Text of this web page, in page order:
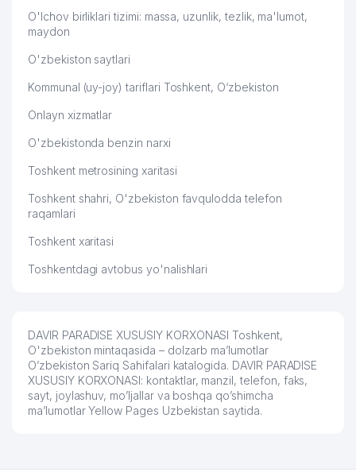
O'lchov birliklari tizimi: massa, uzunlik, tezlik, ma'lumot,
maydon
O'zbekiston saytlari
Kommunal (uy-joy) tariflari Toshkent, O‘zbekiston
Onlayn xizmatlar
O'zbekistonda benzin narxi
Toshkent metrosining xaritasi
Toshkent shahri, O'zbekiston favqulodda telefon
raqamlari
Toshkent xaritasi
Toshkentdagi avtobus yo'nalishlari
DAVIR PARADISE XUSUSIY KORXONASI Toshkent,
O'zbekiston mintaqasida – dolzarb ma’lumotlar
O’zbekiston Sariq Sahifalari katalogida. DAVIR PARADISE
XUSUSIY KORXONASI: kontaktlar, manzil, telefon, faks,
sayt, joylashuv, mo’ljallar va boshqa qo’shimcha
ma’lumotlar Yellow Pages Uzbekistan saytida.